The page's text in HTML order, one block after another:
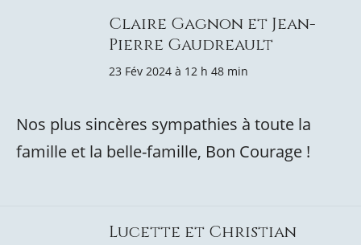
Claire Gagnon et Jean-
Pierre Gaudreault
23 Fév 2024 à 12 h 48 min
Nos plus sincères sympathies à toute la
famille et la belle-famille, Bon Courage !
Lucette et Christian